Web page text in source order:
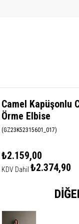
Camel Kapüşonlu
Örme Elbise
(GZ23K52315601_017)
₺2.159,00
KDV Dahil ₺2.374,90